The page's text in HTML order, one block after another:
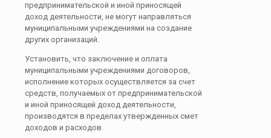
предпринимательской и иной приносящей
доход деятельности, не могут направляться
муниципальными учреждениями на создание
других организаций.
Установить, что заключение и оплата
муниципальными учреждениями договоров,
исполнение которых осуществляется за счет
средств, получаемых от предпринимательской
и иной приносящей доход деятельности,
производятся в пределах утвержденных смет
доходов и расходов.